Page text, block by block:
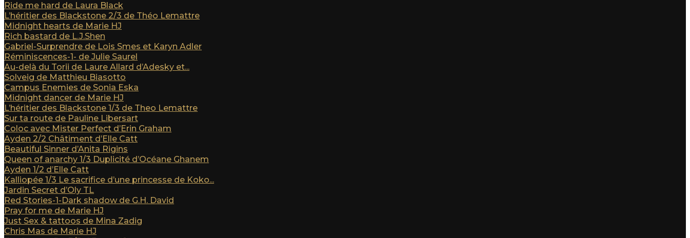
Ride me hard de Laura Black
L’héritier des Blackstone 2/3 de Théo Lemattre
Midnight hearts de Marie HJ
Rich bastard de L.J.Shen
Gabriel-Surprendre de Lois Smes et Karyn Adler
Réminiscences-1- de Julie Saurel
Au-delà du Torii de Laure Allard d’Adesky et...
Solveig de Matthieu Biasotto
Campus Enemies de Sonia Eska
Midnight dancer de Marie HJ
L’héritier des Blackstone 1/3 de Theo Lemattre
Sur ta route de Pauline Libersart
Coloc avec Mister Perfect d’Erin Graham
Ayden 2/2 Châtiment d’Elle Catt
Beautiful Sinner d’Anita Rigins
Queen of anarchy 1/3 Duplicité d’Océane Ghanem
Ayden 1/2 d’Elle Catt
Kalliopée 1/3 Le sacrifice d’une princesse de Koko...
Jardin Secret d’Oly TL
Red Stories-1-Dark shadow de G.H. David
Pray for me de Marie HJ
Just Sex & tattoos de Mina Zadig
Chris Mas de Marie HJ